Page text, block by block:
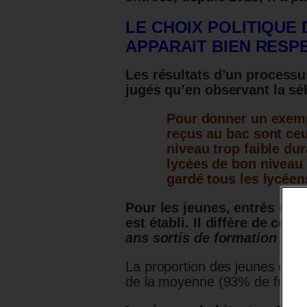
LE CHOIX POLITIQUE
APPARAIT BIEN
Les résultats d’un
jugés qu’en observant la
Pour donner un
reçus au bac sont
niveau trop faible
lycées de bon
gardé tous les
Pour les jeunes, entrés
est établi. Il diffère de celui
ans sortis de formation
La proportion des jeunes de
de la moyenne (93% de